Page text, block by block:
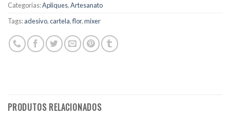
Categorias:Apliques,Artesanato
Tags:adesivo,cartela,flor,mixer
PRODUTOS RELACIONADOS